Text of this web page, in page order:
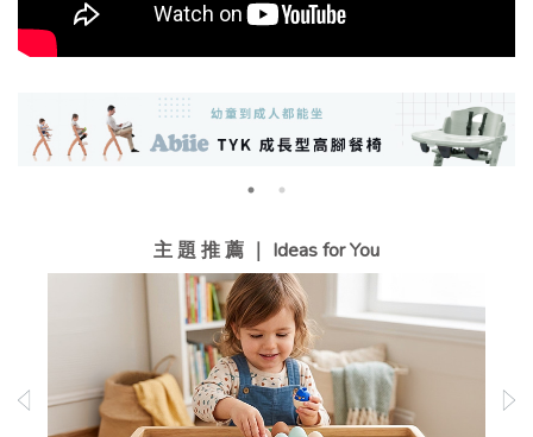
主 題 推 薦 ｜ Ideas for You